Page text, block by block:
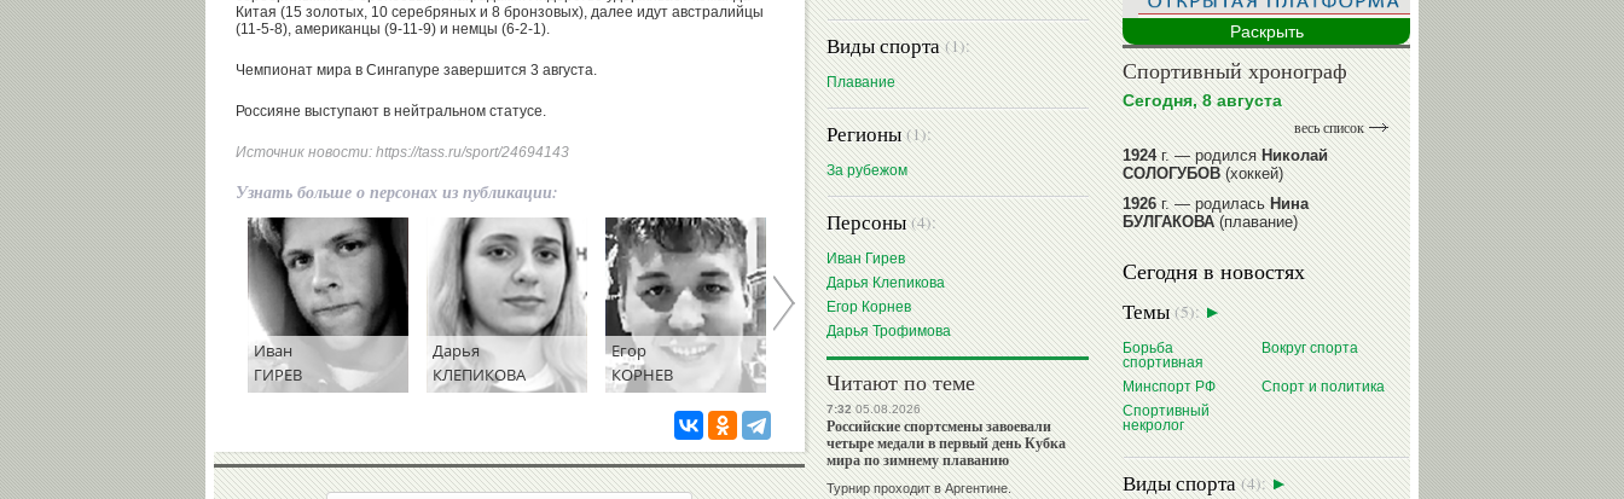
Китая (15 золотых, 10 серебряных и 8 бронзовых), далее идут австралийцы
(11-5-8), американцы (9-11-9) и немцы (6-2-1).
Чемпионат мира в Сингапуре завершится 3 августа.
Россияне выступают в нейтральном статусе.
Источник новости: https://tass.ru/sport/24694143
Узнать больше о персонах из публикации:
Иван
ГИРЕВ
Дарья
КЛЕПИКОВА
Егор
КОРНЕВ
Дарья
ТРОФИМОВА
Виды спорта(1):
Плавание
Регионы(1):
За рубежом
Персоны(4):
Иван Гирев
Дарья Клепикова
Егор Корнев
Дарья Трофимова
Читают по теме
7:3205.08.2026
Российские спортсмены завоевали
четыре медали в первый день Кубка
мира по зимнему плаванию
Турнир проходит в Аргентине.
Раскрыть
Спортивный хронограф
Сегодня, 8 августа
весь список
1924г. — родилсяНиколай
СОЛОГУБОВ(хоккей)
1926г. — родиласьНина
БУЛГАКОВА(плавание)
1941г. — родиласьРавиля
ПРОКОПЕНКО (САЛИМОВА)
(баскетбол)
1964г. — родилсяНиколай
ЖУРАВСКИЙ(гребля на байдарках
и каноэ)
1964г. — родилсяЮрий ХМЫЛЕВ
(хоккей)
читать далее
Сегодня в новостях
Темы(5):
Борьба
спортивная
Вокруг спорта
Минспорт РФ
Спорт и политика
Спортивный
некролог
Виды спорта(4):